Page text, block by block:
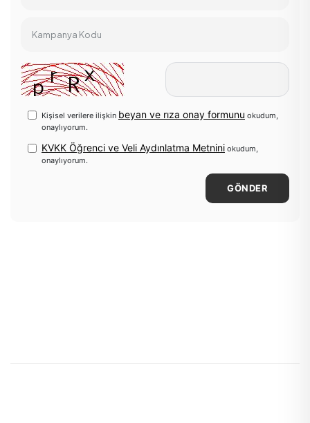
Kampanya Kodu
Kişisel verilere ilişkin beyan ve rıza onay formunu okudum,
onaylıyorum.
KVKK Öğrenci ve Veli Aydınlatma Metnini okudum,
onaylıyorum.
GÖNDER